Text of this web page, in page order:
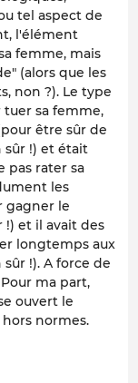
tel aspect de
l'élément
femme, mais
(alors que les
non ?). Le type
sa femme,
être sûr de
sûr !) et était
pas rater sa
les
gagner le
!) et il avait des
longtemps aux
!). A force de
ma part,
ouvert le
normes.